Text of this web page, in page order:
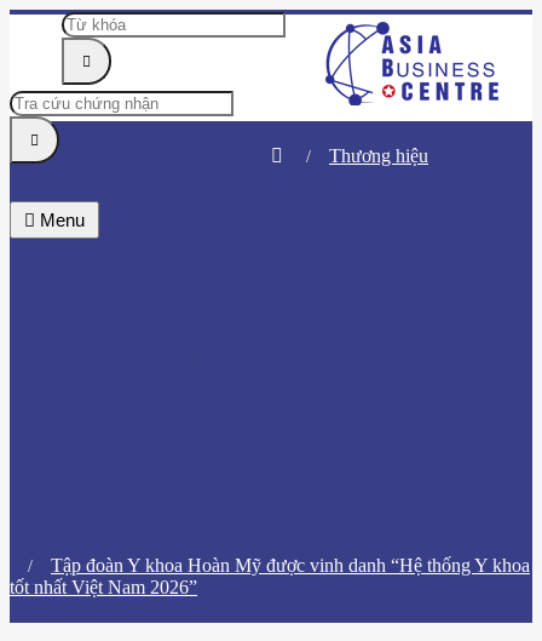
Menu
Thương hiệu
​Tập đoàn Y khoa Hoàn Mỹ được vinh danh “Hệ thống Y khoa
tốt nhất Việt Nam 2026”